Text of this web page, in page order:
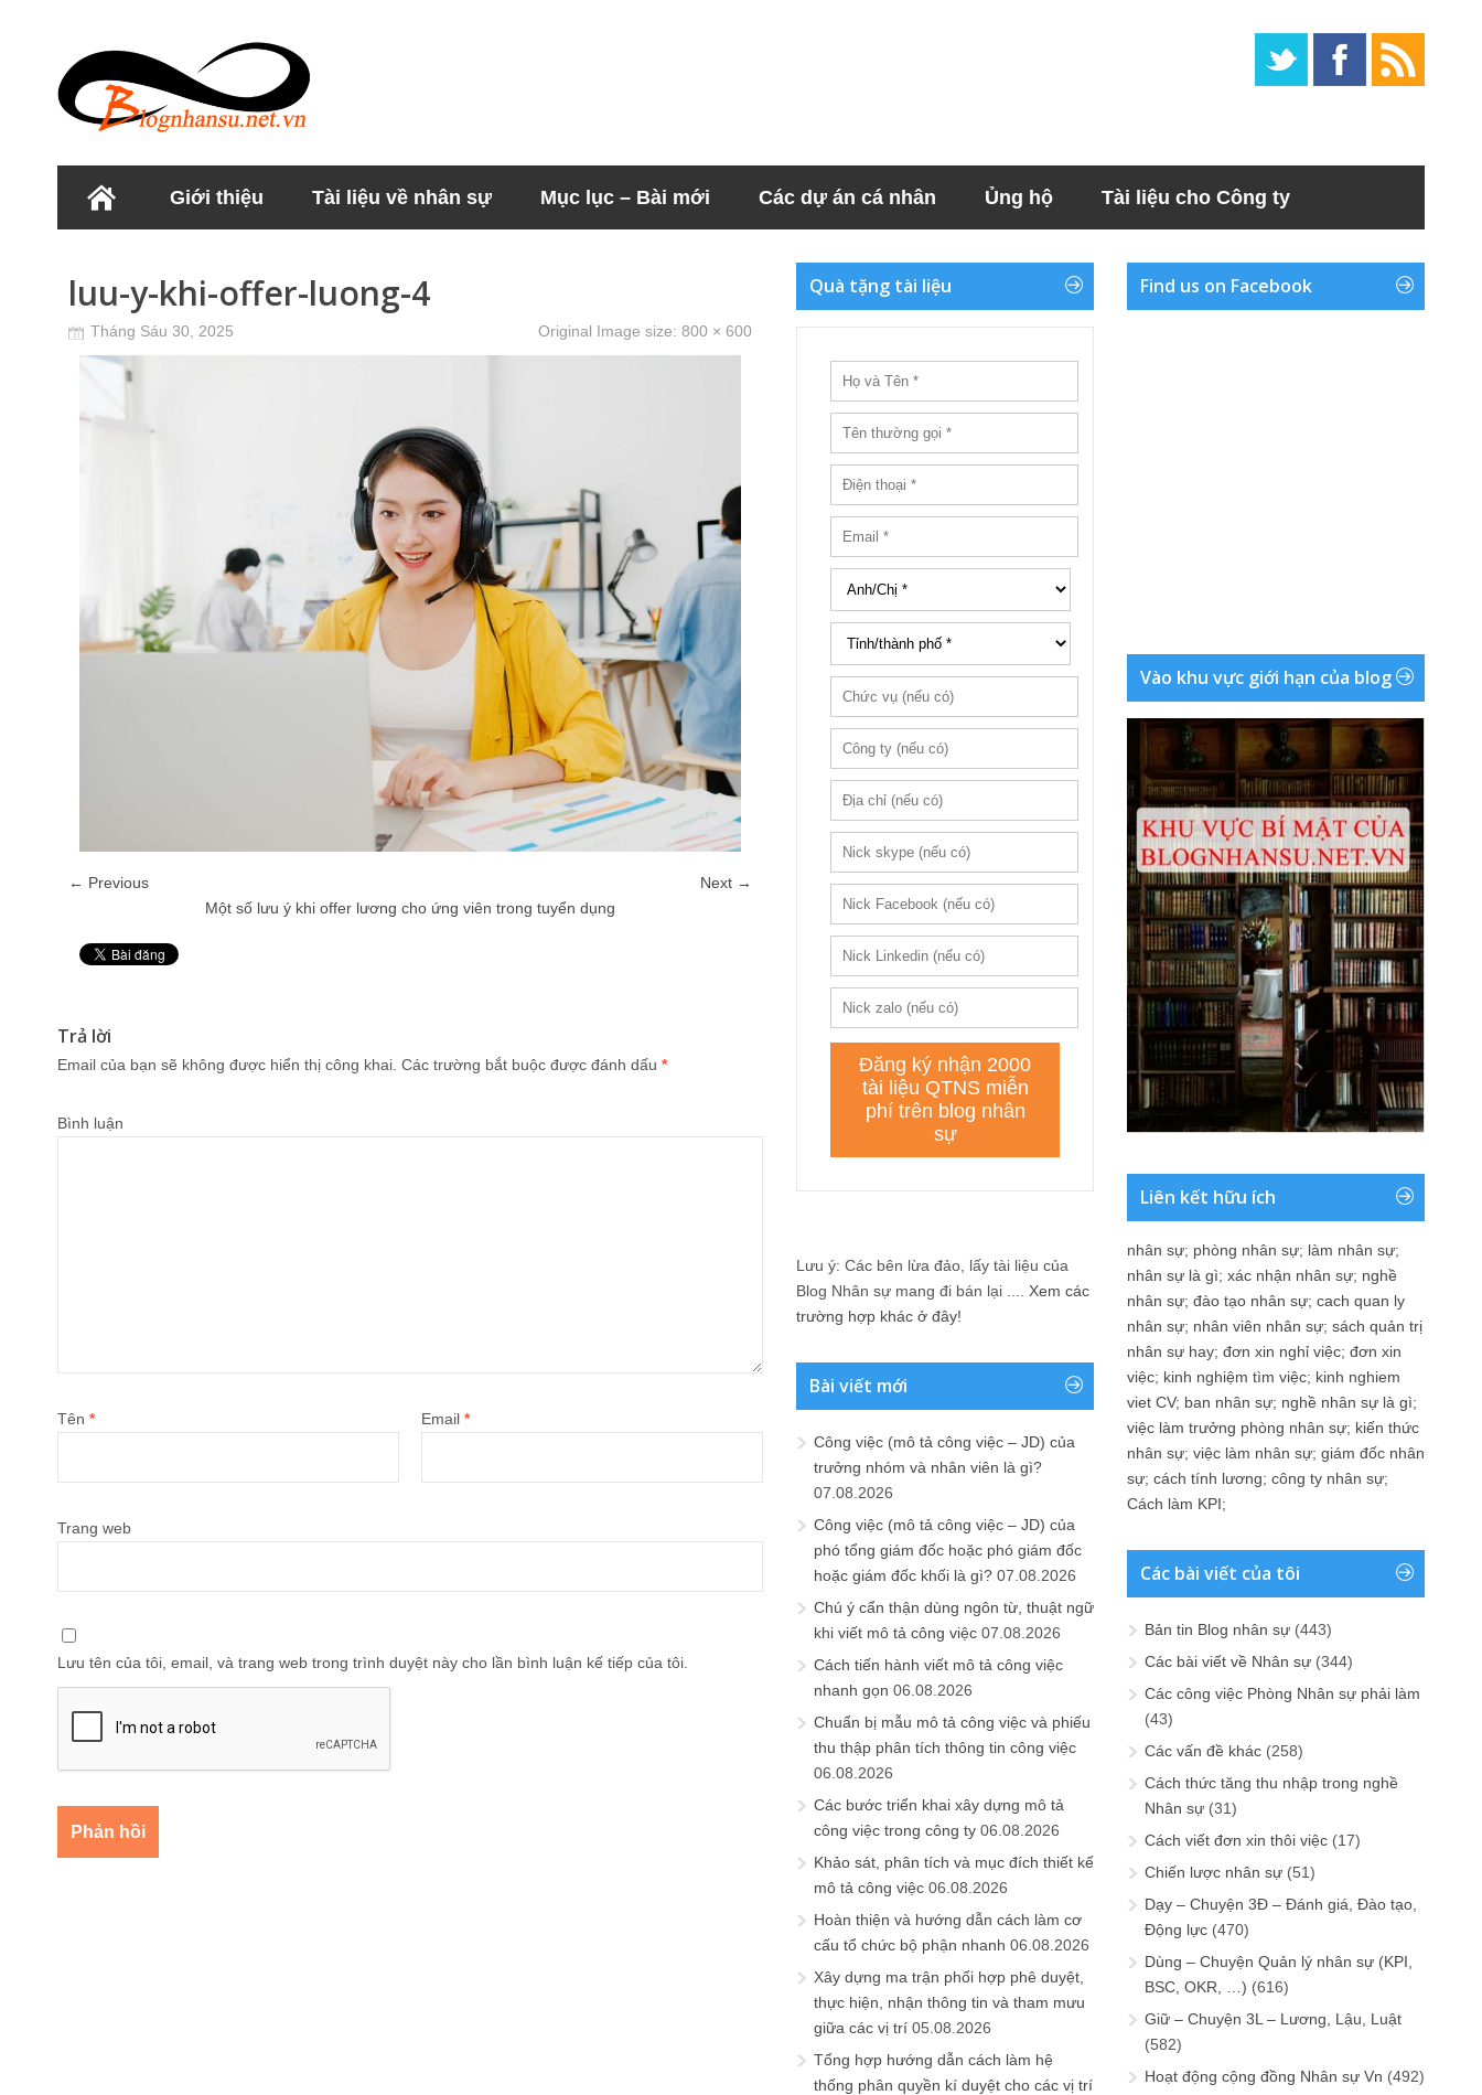
Giới thiệu Tài liệu về nhân sự Mục lục – Bài mới Các dự án cá nhân Ủng hộ Tài liệu cho Công ty
luu-y-khi-offer-luong-4
Tháng Sáu 30, 2025 Original Image size: 800 × 600
← Previous
Next →
Một số lưu ý khi offer lương cho ứng viên trong tuyển dụng
Trả lời
Email của bạn sẽ không được hiển thị công khai. Các trường bắt buộc được đánh dấu *
Bình luận
Tên * Email *
Trang web
Lưu tên của tôi, email, và trang web trong trình duyệt này cho lần bình luận kế tiếp của tôi.
Quà tặng tài liệu
Lưu ý: Các bên lừa đảo, lấy tài liệu của
Blog Nhân sự mang đi bán lại .... Xem các
trường hợp khác ở đây!
Bài viết mới
Công việc (mô tả công việc – JD) của
trưởng nhóm và nhân viên là gì?
07.08.2026
Công việc (mô tả công việc – JD) của
phó tổng giám đốc hoặc phó giám đốc
hoặc giám đốc khối là gì? 07.08.2026
Chú ý cẩn thận dùng ngôn từ, thuật ngữ
khi viết mô tả công việc 07.08.2026
Cách tiến hành viết mô tả công việc
nhanh gọn 06.08.2026
Chuẩn bị mẫu mô tả công việc và phiếu
thu thập phân tích thông tin công việc
06.08.2026
Các bước triển khai xây dựng mô tả
công việc trong công ty 06.08.2026
Khảo sát, phân tích và mục đích thiết kế
mô tả công việc 06.08.2026
Hoàn thiện và hướng dẫn cách làm cơ
cấu tổ chức bộ phận nhanh 06.08.2026
Xây dựng ma trận phối hợp phê duyệt,
thực hiện, nhận thông tin và tham mưu
giữa các vị trí 05.08.2026
Tổng hợp hướng dẫn cách làm hệ
thống phân quyền kí duyệt cho các vị trí
Find us on Facebook
Vào khu vực giới hạn của blog
Liên kết hữu ích
nhân sự; phòng nhân sự; làm nhân sự;
nhân sự là gì; xác nhận nhân sự; nghề
nhân sự; đào tạo nhân sự; cach quan ly
nhân sự; nhân viên nhân sự; sách quản trị
nhân sự hay; đơn xin nghỉ việc; đơn xin
việc; kinh nghiệm tìm việc; kinh nghiem
viet CV; ban nhân sự; nghề nhân sự là gì;
việc làm trưởng phòng nhân sự; kiến thức
nhân sự; việc làm nhân sự; giám đốc nhân
sự; cách tính lương; công ty nhân sự;
Cách làm KPI;
Các bài viết của tôi
Bản tin Blog nhân sự (443)
Các bài viết về Nhân sự (344)
Các công việc Phòng Nhân sự phải làm
(43)
Các vấn đề khác (258)
Cách thức tăng thu nhập trong nghề
Nhân sự (31)
Cách viết đơn xin thôi việc (17)
Chiến lược nhân sự (51)
Dạy – Chuyện 3Đ – Đánh giá, Đào tạo,
Động lực (470)
Dùng – Chuyện Quản lý nhân sự (KPI,
BSC, OKR, …) (616)
Giữ – Chuyện 3L – Lương, Lậu, Luật
(582)
Hoạt động cộng đồng Nhân sự Vn (492)